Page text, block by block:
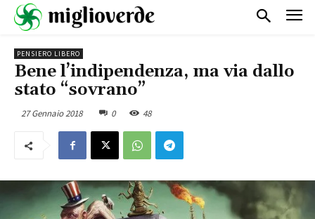
PENSIERO LIBERO
Bene l’indipendenza, ma via dallo
stato “sovrano”
27 Gennaio 2018 0 48